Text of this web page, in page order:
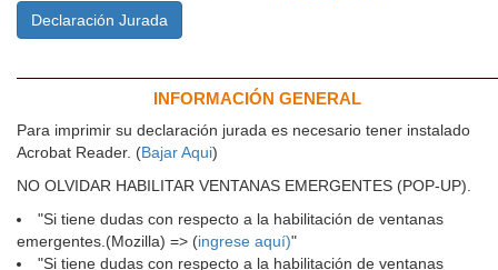
Declaración Jurada
INFORMACIÓN GENERAL
Para imprimir su declaración jurada es necesario tener instalado
Acrobat Reader. (Bajar Aqui)
NO OLVIDAR HABILITAR VENTANAS EMERGENTES (POP-UP).
"Si tiene dudas con respecto a la habilitación de ventanas
emergentes.(Mozilla) => (ingrese aquí)"
"Si tiene dudas con respecto a la habilitación de ventanas